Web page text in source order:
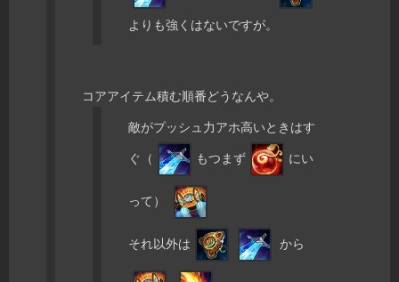
よりも強くはないですが。
コアアイテム積む順番どうなんや。
敵がプッシュ力アホ高いときはす
ぐ（
もつまず にい
って）
それ以外は から